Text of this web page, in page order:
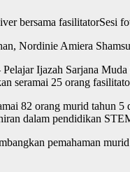
Sesi
Nordinie Amiera
Pelajar Ijazah Sarjana
seramai 25 orang
82 orang murid tahun
dalam pendidikan
pemahaman